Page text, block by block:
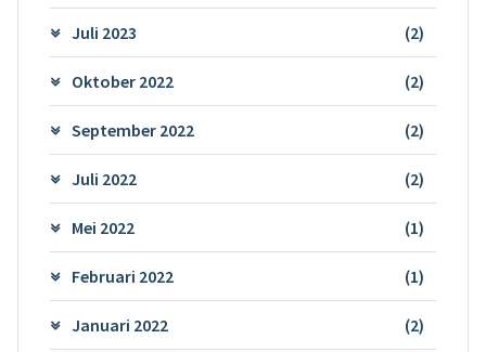
Juli 2023 (2)
Oktober 2022 (2)
September 2022 (2)
Juli 2022 (2)
Mei 2022 (1)
Februari 2022 (1)
Januari 2022 (2)